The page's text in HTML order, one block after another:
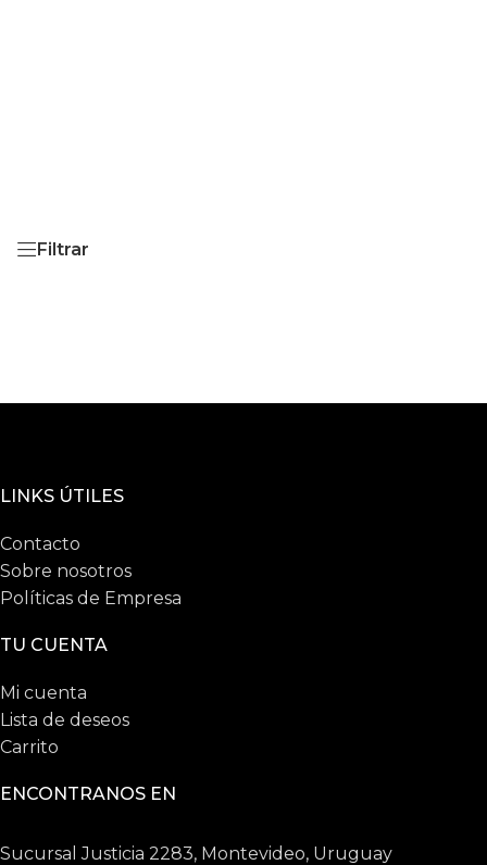
Filtrar
LINKS ÚTILES
Contacto
Sobre nosotros
Políticas de Empresa
TU CUENTA
Mi cuenta
Lista de deseos
Carrito
ENCONTRANOS EN
Sucursal Justicia 2283, Montevideo, Uruguay